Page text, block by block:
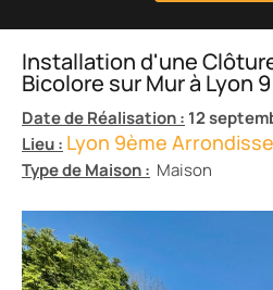
Installation d'une
Bicolore sur Mur à Lyon
Date de Réalisation : 12
Lieu : Lyon 9ème
Type de Maison : Maison